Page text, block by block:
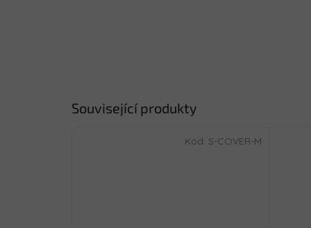
Související produkty
Kód: S-COVER-M